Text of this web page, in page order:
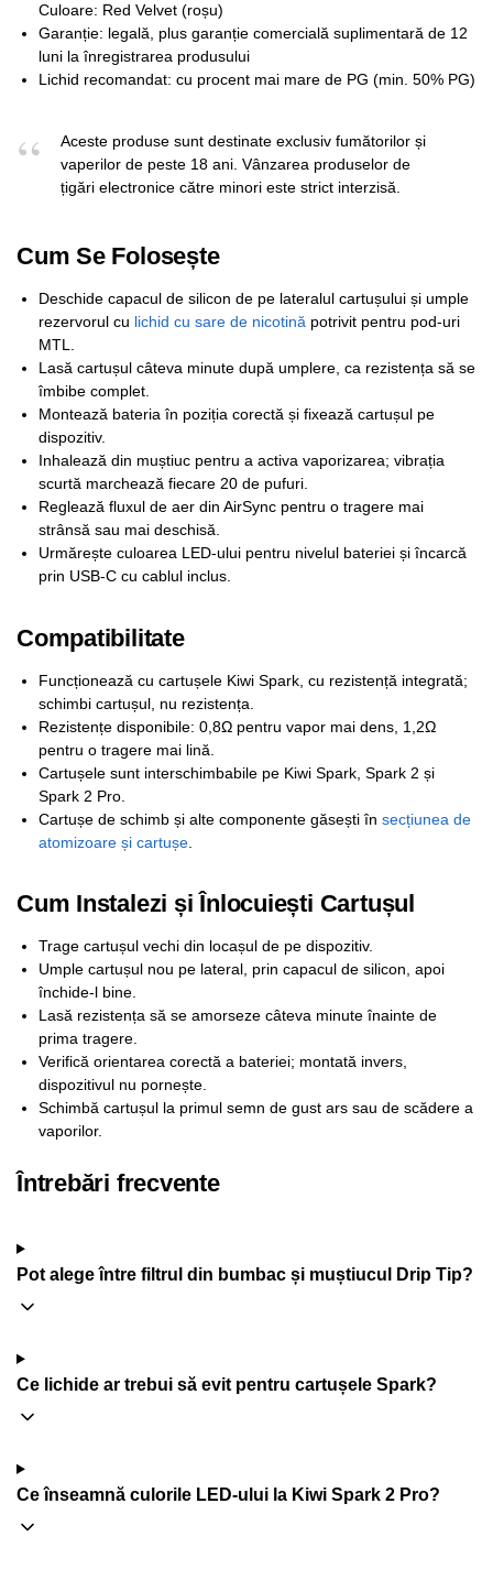
Culoare: Red Velvet (roșu)
Garanție: legală, plus garanție comercială suplimentară de 12
luni la înregistrarea produsului
Lichid recomandat: cu procent mai mare de PG (min. 50% PG)
Aceste produse sunt destinate exclusiv fumătorilor și
vaperilor de peste 18 ani. Vânzarea produselor de
țigări electronice către minori este strict interzisă.
Cum Se Folosește
Deschide capacul de silicon de pe lateralul cartușului și umple
rezervorul cu lichid cu sare de nicotină potrivit pentru pod-uri
MTL.
Lasă cartușul câteva minute după umplere, ca rezistența să se
îmbibe complet.
Montează bateria în poziția corectă și fixează cartușul pe
dispozitiv.
Inhalează din muștiuc pentru a activa vaporizarea; vibrația
scurtă marchează fiecare 20 de pufuri.
Reglează fluxul de aer din AirSync pentru o tragere mai
strânsă sau mai deschisă.
Urmărește culoarea LED-ului pentru nivelul bateriei și încarcă
prin USB-C cu cablul inclus.
Compatibilitate
Funcționează cu cartușele Kiwi Spark, cu rezistență integrată;
schimbi cartușul, nu rezistența.
Rezistențe disponibile: 0,8Ω pentru vapor mai dens, 1,2Ω
pentru o tragere mai lină.
Cartușele sunt interschimbabile pe Kiwi Spark, Spark 2 și
Spark 2 Pro.
Cartușe de schimb și alte componente găsești în secțiunea de
atomizoare și cartușe
Cum Instalezi și Înlocuiești Cartușul
Trage cartușul vechi din locașul de pe dispozitiv.
Umple cartușul nou pe lateral, prin capacul de silicon, apoi
închide-l bine.
Lasă rezistența să se amorseze câteva minute înainte de
prima tragere.
Verifică orientarea corectă a bateriei; montată invers,
dispozitivul nu pornește.
Schimbă cartușul la primul semn de gust ars sau de scădere a
vaporilor.
Întrebări frecvente
Pot alege între filtrul din bumbac și muștiucul Drip Tip?
Ce lichide ar trebui să evit pentru cartușele Spark?
Ce înseamnă culorile LED-ului la Kiwi Spark 2 Pro?